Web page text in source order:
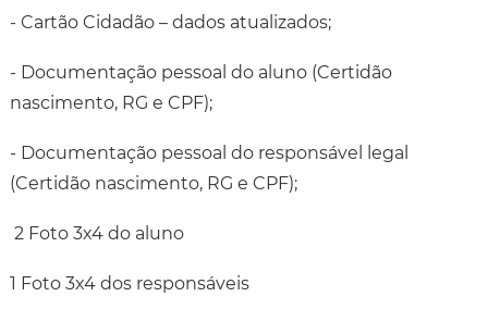
- Cartão Cidadão – dados atualizados;
- Documentação pessoal do aluno (Certidão
nascimento, RG e CPF);
- Documentação pessoal do responsável legal
(Certidão nascimento, RG e CPF);
2 Foto 3x4 do aluno
1 Foto 3x4 dos responsáveis